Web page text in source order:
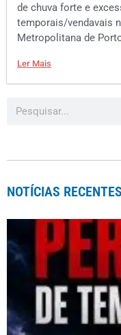
de chuva forte e
temporais/vendavais
Metropolitana de
Ler Mais
NOTÍCIAS RECENTES